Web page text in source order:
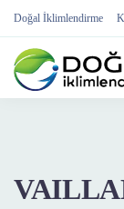
Doğal İklimlendirme